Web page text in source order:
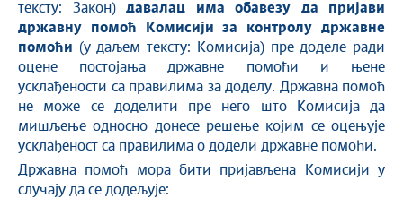
тексту: Закон)давалац има обавезу да пријави
државну помоћ Комисији за контролу државне
помоћи (у даљем тексту: Комисија) пре доделе ради
оцене постојања државне помоћи и њене
усклађености са правилима за доделу. Државна помоћ
не може се доделити пре него што Комисија да
мишљење односно донесе решење којим се оцењује
усклађеност са правилима о додели државне помоћи.
Државна помоћ мора бити пријављена Комисији у
случају да се додељује: